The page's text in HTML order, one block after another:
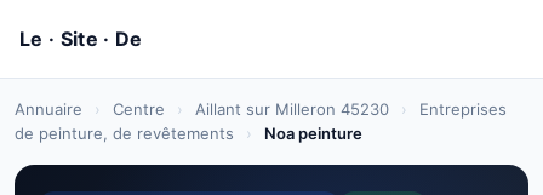
Annuaire › Centre › Aillant sur Milleron 45230 ›
Entreprises
de peinture, de revêtements
› Noa peinture